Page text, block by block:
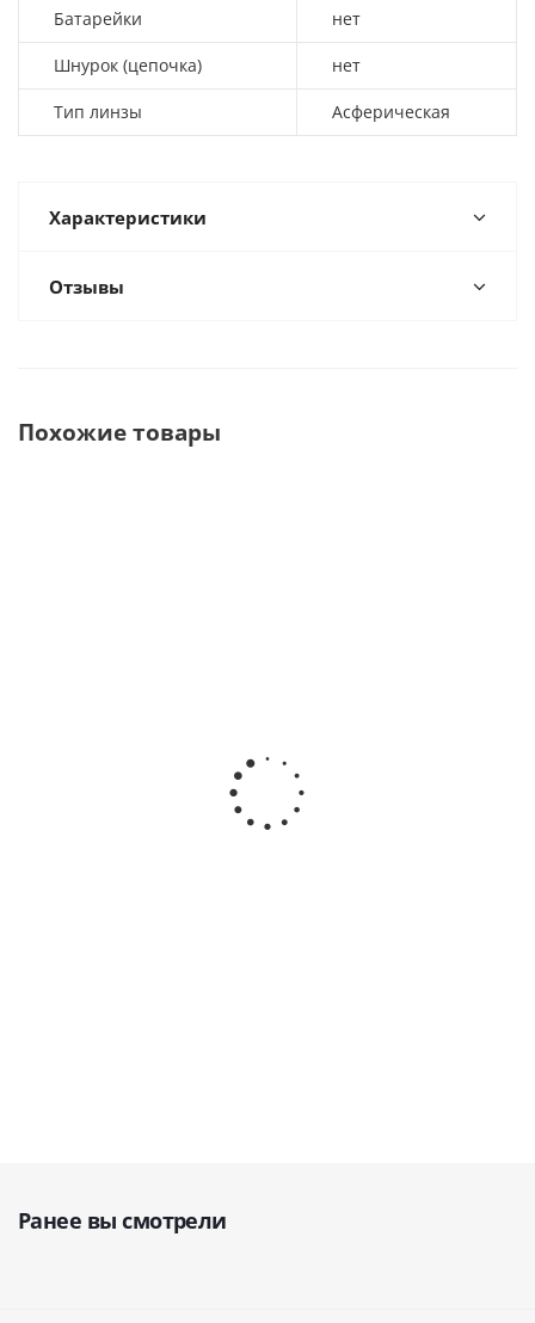
Батарейки нет
Шнурок (цепочка) нет
Тип линзы Асферическая
Характеристики
Отзывы
Похожие товары
стоматологический
· GreenMED (Китай)
Ранее вы смотрели